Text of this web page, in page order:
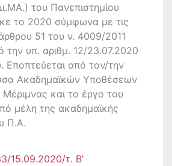
του Πανεπιστημίου
το 2020 σύμφωνα με τις
51 του ν. 4009/2011
την υπ. αριθμ. 12/23.07.2020
Εποπτεύεται από τον/την
Ακαδημαϊκών Υποθέσεων
Μέριμνας και το έργο του
μέλη της ακαδημαϊκής
Π.Α.
15.09.2020/τ. B'